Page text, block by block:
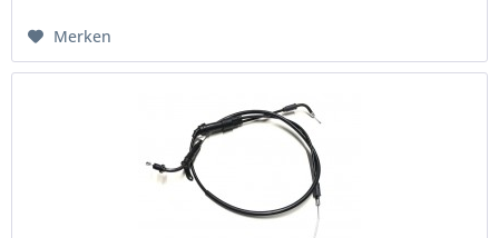
Merken